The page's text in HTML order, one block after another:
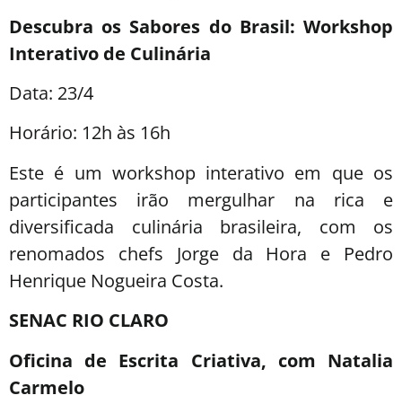
Descubra os Sabores do Brasil: Workshop
Interativo de Culinária
Data: 23/4
Horário: 12h às 16h
Este é um workshop interativo em que os
participantes irão mergulhar na rica e
diversificada culinária brasileira, com os
renomados chefs Jorge da Hora e Pedro
Henrique Nogueira Costa.
SENAC RIO CLARO
Oficina de Escrita Criativa, com Natalia
Carmelo